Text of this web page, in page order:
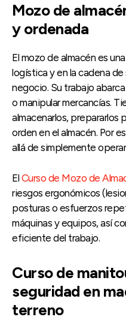
Mozo de
y ordenada
El mozo de almacén es
logística y en la cadena
negocio. Su trabajo
o manipular mercancías.
almacenarlos, prepararlos
orden en el almacén. Por
allá de simplemente
ElCurso de Mozo de
riesgos ergonómicos
posturas o esfuerzos
máquinas y equipos, así
eficiente del trabajo.
Curso de
seguridad en
terreno